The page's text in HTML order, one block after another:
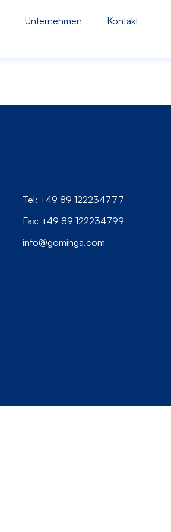
Unternehmen Kontakt
Tel: +49 89 122234777
Fax: +49 89 122234799
info@gominga.com